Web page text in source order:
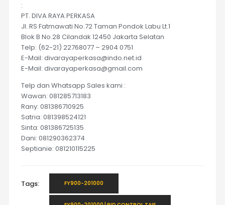
:
PT. DIVA RAYA PERKASA
Jl. RS Fatmawati No.72 Taman Pondok Labu Lt.1
Blok B No.28 Cilandak 12450 Jakarta Selatan
Telp: (62-21) 22768077 – 2904 0751
E-Mail: divarayaperkasa@indo.net.id
E-Mail: divarayaperkasa@gmail.com
Telp dan Whatsapp Sales kami :
Wawan: 081285713183
Rany: 081386710925
Satria: 081398524121
Sinta: 081386725135
Dani: 081290362374
Septianie: 081210115225
Tags: FY900-201000